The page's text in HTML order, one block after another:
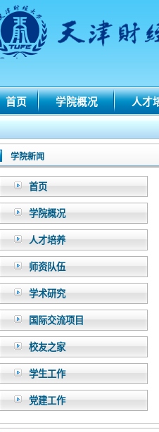
首页 学院概况 人才
学院新闻
首页
学院概况
人才培养
师资队伍
学术研究
国际交流项目
校友之家
学生工作
党建工作